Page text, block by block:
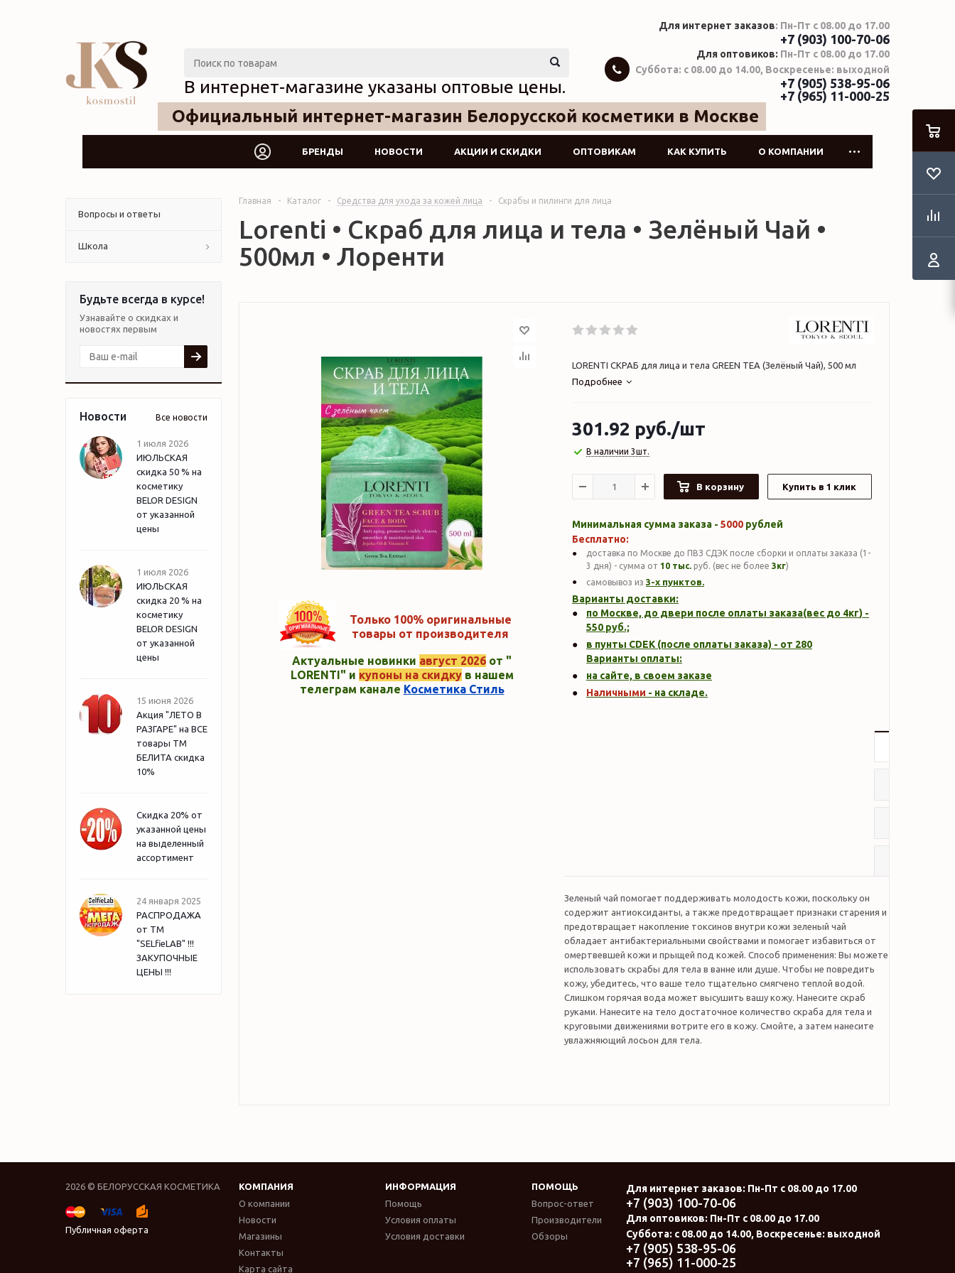
Официальный интернет-магазин Белорусской косметики в Москве
В интернет-магазине указаны оптовые цены.
Для интернет заказов: Пн-Пт с 08.00 до 17.00
+7 (903) 100-70-06
Для оптовиков: Пн-Пт с 08.00 до 17.00
Суббота: с 08.00 до 14.00, Воскресенье: выходной
+7 (905) 538-95-06
+7 (965) 11-000-25
БРЕНДЫ НОВОСТИ АКЦИИ И СКИДКИ ОПТОВИКАМ КАК КУПИТЬ О КОМПАНИИ
Вопросы и ответы
Школа
Будьте всегда в курсе!
Узнавайте о скидках и
новостях первым
Новости Все новости
1 июля 2026
ИЮЛЬСКАЯ
скидка 50 % на
косметику
BELOR DESIGN
от указанной
цены
1 июля 2026
ИЮЛЬСКАЯ
скидка 20 % на
косметику
BELOR DESIGN
от указанной
цены
15 июня 2026
Акция "ЛЕТО В
РАЗГАРЕ" на ВСЕ
товары ТМ
БЕЛИТА скидка
10%
Скидка 20% от
указанной цены
на выделенный
ассортимент
24 января 2025
РАСПРОДАЖА
от ТМ
"SELfieLAB" !!!
ЗАКУПОЧНЫЕ
ЦЕНЫ !!!
Главная - Каталог - Средства для ухода за кожей лица - Скрабы и пилинги для лица
Lorenti • Скраб для лица и тела • Зелёный Чай •
500мл • Лоренти
Только 100% оригинальные
товары от производителя
Актуальные новинки август 2026 от "
LORENTI" и купоны на скидкув нашем
телеграм канале Косметика Стиль
LORENTI СКРАБ для лица и тела GREEN TEA (Зелёный Чай), 500 мл
Подробнее
301.92 руб./шт
В наличии 3шт.
В корзину Купить в 1 клик
Минимальная сумма заказа - 5000 рублей
Бесплатно:
доставка по Москве до ПВЗ СДЭК после сборки и оплаты заказа (1-
3 дня) - сумма от 10 тыс. руб. (вес не более 3кг)
самовывоз из 3-х пунктов.
Варианты доставки:
по Москве, до двери после оплаты заказа(вес до 4кг) -
550 руб.;
в пунты CDEK (после оплаты заказа) - от 280
Варианты оплаты:
на сайте, в своем заказе
Наличными - на складе.
Зеленый чай помогает поддерживать молодость кожи, поскольку он
содержит антиоксиданты, а также предотвращает признаки старения и
предотвращает накопление токсинов внутри кожи зеленый чай
обладает антибактериальными свойствами и помогает избавиться от
омертвевшей кожи и прыщей под кожей. Способ применения: Вы можете
использовать скрабы для тела в ванне или душе. Чтобы не повредить
кожу, убедитесь, что ваше тело тщательно смягчено теплой водой.
Слишком горячая вода может высушить вашу кожу. Нанесите скраб
руками. Нанесите на тело достаточное количество скраба для тела и
круговыми движениями вотрите его в кожу. Смойте, а затем нанесите
увлажняющий лосьон для тела.
2026 © БЕЛОРУССКАЯ КОСМЕТИКА
Публичная оферта
КОМПАНИЯ ИНФОРМАЦИЯ
ПОМОЩЬ
О компании
Новости
Магазины
Контакты
Карта сайта
Помощь
Условия оплаты
Условия доставки
Вопрос-ответ
Производители
Обзоры
Для интернет заказов: Пн-Пт с 08.00 до 17.00
+7 (903) 100-70-06
Для оптовиков: Пн-Пт с 08.00 до 17.00
Суббота: с 08.00 до 14.00, Воскресенье: выходной
+7 (905) 538-95-06
+7 (965) 11-000-25